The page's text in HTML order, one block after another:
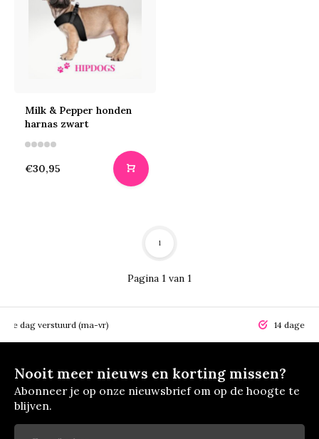
Milk & Pepper honden
harnas zwart
€30,95
Pagina 1 van 1
1
dag verstuurd (ma-vr) 14 dagen
Nooit meer nieuws en korting missen?
Abonneer je op onze nieuwsbrief om op de hoogte te
blijven.